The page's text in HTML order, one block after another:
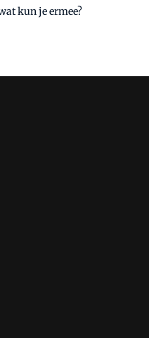
kun je ermee?